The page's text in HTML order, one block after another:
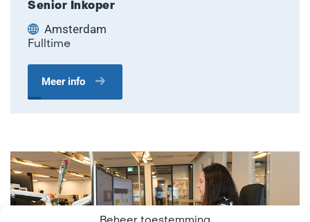
Senior Inkoper
Amsterdam
Fulltime
Meer info